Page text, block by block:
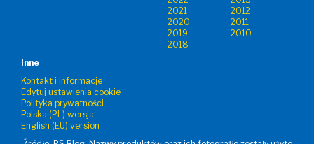
2021
2012
2020
2011
2019
2010
2018
Inne
Kontakt i informacje
Edytuj ustawienia cookie
Polityka prywatności
Polska (PL) wersja
English (EU) version